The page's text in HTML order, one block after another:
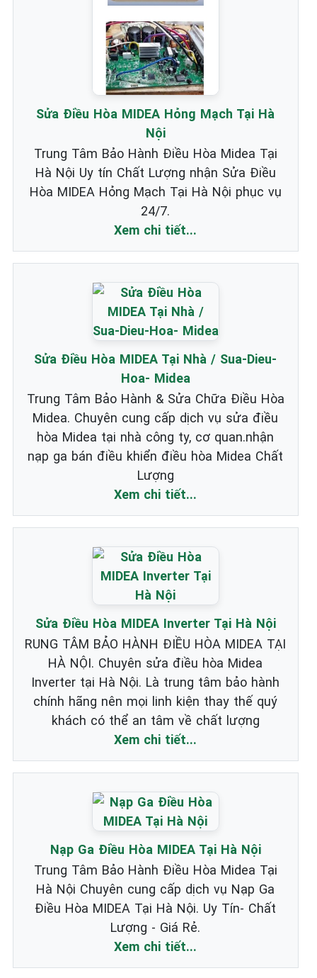
Sửa Điều Hòa MIDEA Hỏng Mạch Tại Hà
Nội
Trung Tâm Bảo Hành Điều Hòa Midea Tại
Hà Nội Uy tín Chất Lượng nhận Sửa Điều
Hòa MIDEA Hỏng Mạch Tại Hà Nội phục vụ
24/7.
Xem chi tiết...
Sửa Điều Hòa MIDEA Tại Nhà / Sua-Dieu-
Hoa- Midea
Trung Tâm Bảo Hành & Sửa Chữa Điều Hòa
Midea. Chuyên cung cấp dịch vụ sửa điều
hòa Midea tại nhà công ty, cơ quan.nhận
nạp ga bán điều khiển điều hòa Midea Chất
Lượng
Xem chi tiết...
Sửa Điều Hòa MIDEA Inverter Tại Hà Nội
RUNG TÂM BẢO HÀNH ĐIỀU HÒA MIDEA TẠI
HÀ NỘI. Chuyên sửa điều hòa Midea
Inverter tại Hà Nội. Là trung tâm bảo hành
chính hãng nên mọi linh kiện thay thế quý
khách có thể an tâm về chất lượng
Xem chi tiết...
Nạp Ga Điều Hòa MIDEA Tại Hà Nội
Trung Tâm Bảo Hành Điều Hòa Midea Tại
Hà Nội Chuyên cung cấp dịch vụ Nạp Ga
Điều Hòa MIDEA Tại Hà Nội. Uy Tín- Chất
Lượng - Giá Rẻ.
Xem chi tiết...